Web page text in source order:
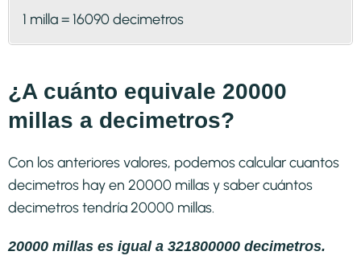
1 milla = 16090 decimetros
¿A cuánto equivale 20000
millas a decimetros?
Con los anteriores valores, podemos calcular cuantos
decimetros hay en 20000 millas y saber cuántos
decimetros tendría 20000 millas.
20000 millas es igual a 321800000 decimetros.